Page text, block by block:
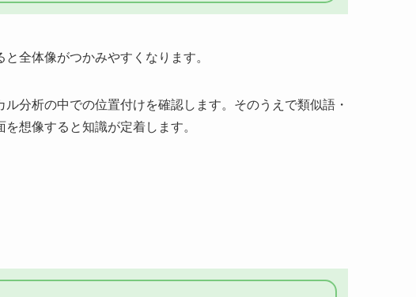
全体像がつかみやすくなります。
分析の中での位置付けを確認します。そのうえで類似語・
想像すると知識が定着します。